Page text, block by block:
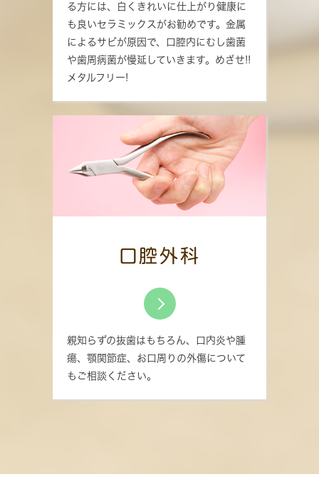
る方には、白くきれいに仕上がり健康に
も良いセラミックスがお勧めです。金属
によるサビが原因で、口腔内にむし歯菌
や歯周病菌が慢延していきます。めざせ!!
メタルフリー!
口腔外科
親知らずの抜歯はもちろん、口内炎や腫
瘍、顎関節症、お口周りの外傷について
もご相談ください。